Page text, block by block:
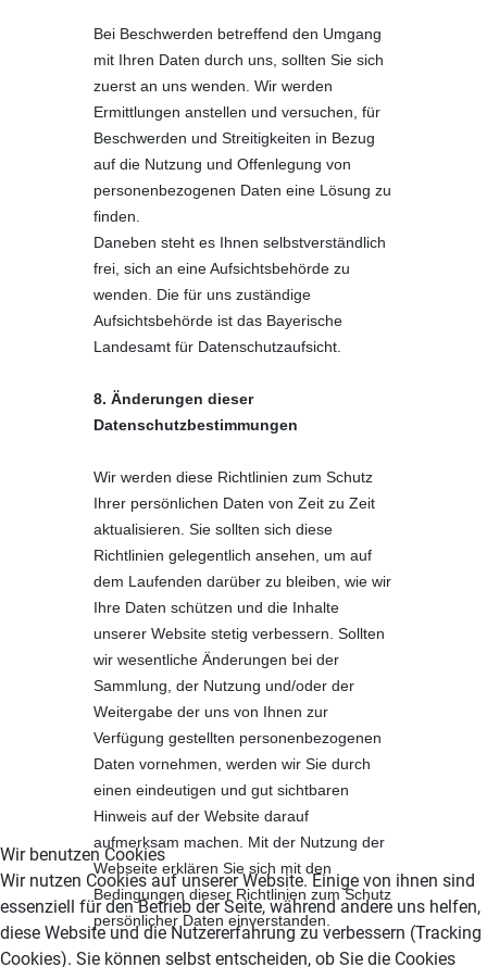
Bei Beschwerden betreffend den Umgang
mit Ihren Daten durch uns, sollten Sie sich
zuerst an uns wenden. Wir werden
Ermittlungen anstellen und versuchen, für
Beschwerden und Streitigkeiten in Bezug
auf die Nutzung und Offenlegung von
personenbezogenen Daten eine Lösung zu
finden.
Daneben steht es Ihnen selbstverständlich
frei, sich an eine Aufsichtsbehörde zu
wenden. Die für uns zuständige
Aufsichtsbehörde ist das Bayerische
Landesamt für Datenschutzaufsicht.
8. Änderungen dieser
Datenschutzbestimmungen
Wir werden diese Richtlinien zum Schutz
Ihrer persönlichen Daten von Zeit zu Zeit
aktualisieren. Sie sollten sich diese
Richtlinien gelegentlich ansehen, um auf
dem Laufenden darüber zu bleiben, wie wir
Ihre Daten schützen und die Inhalte
unserer Website stetig verbessern. Sollten
wir wesentliche Änderungen bei der
Sammlung, der Nutzung und/oder der
Weitergabe der uns von Ihnen zur
Verfügung gestellten personenbezogenen
Daten vornehmen, werden wir Sie durch
einen eindeutigen und gut sichtbaren
Hinweis auf der Website darauf
aufmerksam machen. Mit der Nutzung der
Webseite erklären Sie sich mit den
Bedingungen dieser Richtlinien zum Schutz
persönlicher Daten einverstanden.
Wir benutzen Cookies
Wir nutzen Cookies auf unserer Website. Einige von ihnen sind
essenziell für den Betrieb der Seite, während andere uns helfen,
diese Website und die Nutzererfahrung zu verbessern (Tracking
Cookies). Sie können selbst entscheiden, ob Sie die Cookies